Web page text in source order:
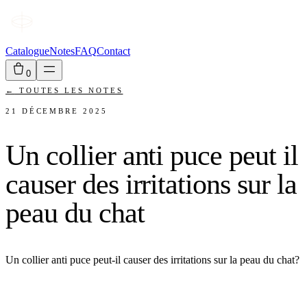
CatalogueNotesFAQContact
0
← TOUTES LES NOTES
21 DÉCEMBRE 2025
Un collier anti puce peut il
causer des irritations sur la
peau du chat
Un collier anti puce peut-il causer des irritations sur la peau du chat?